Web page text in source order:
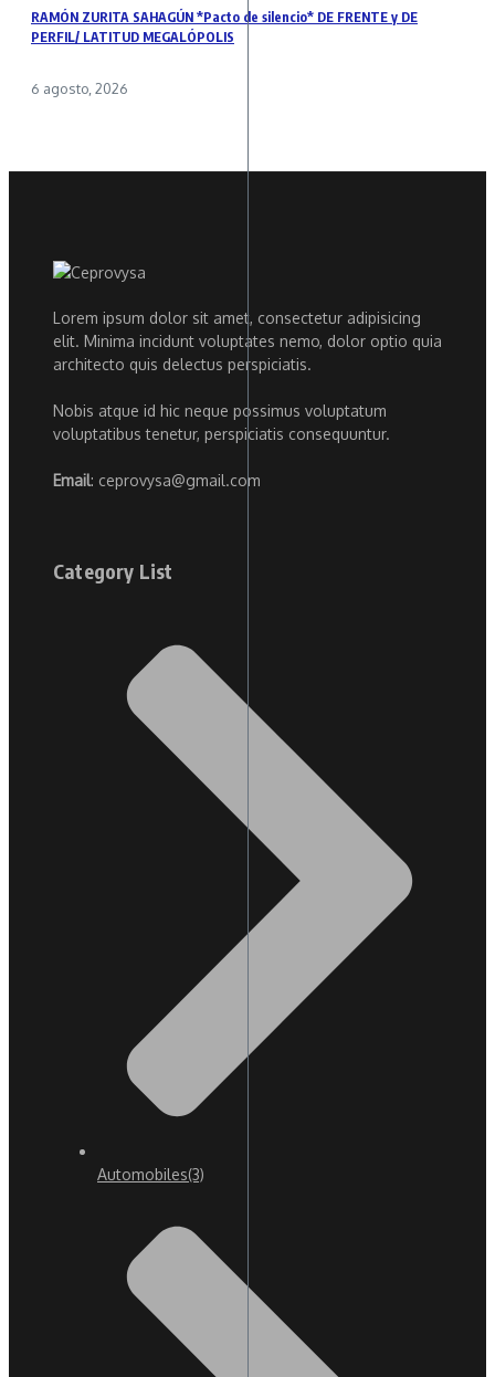
RAMÓN ZURITA SAHAGÚN *Pacto de silencio* DE FRENTE y DE
PERFIL/ LATITUD MEGALÓPOLIS
6 agosto, 2026
Lorem ipsum dolor sit amet, consectetur adipisicing
elit. Minima incidunt voluptates nemo, dolor optio quia
architecto quis delectus perspiciatis.
Nobis atque id hic neque possimus voluptatum
voluptatibus tenetur, perspiciatis consequuntur.
Email: ceprovysa@gmail.com
Category List
Automobiles(3)